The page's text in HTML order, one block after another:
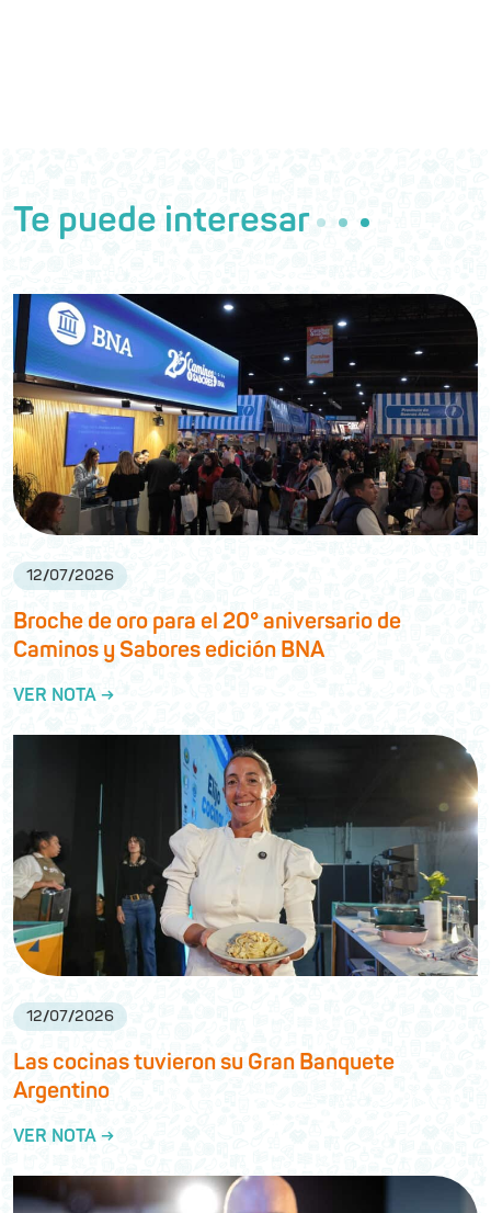
Te puede interesar
12/07/2026
Broche de oro para el 20° aniversario de
Caminos y Sabores edición BNA
VER NOTA →
12/07/2026
Las cocinas tuvieron su Gran Banquete
Argentino
VER NOTA →